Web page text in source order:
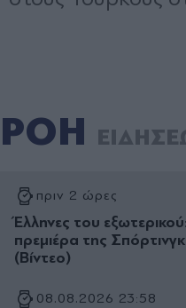
ΡΟΗ
πριν 2 ώρες
Έλληνες του
πρεμιέρα της
(Βίντεο)
08.08.2026 23:58